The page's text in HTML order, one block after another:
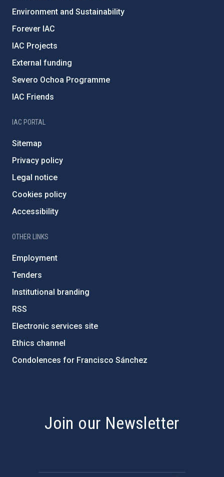
Environment and Sustainability
Forever IAC
IAC Projects
External funding
Severo Ochoa Programme
IAC Friends
IAC PORTAL
Sitemap
Privacy policy
Legal notice
Cookies policy
Accessibility
OTHER LINKS
Employment
Tenders
Institutional branding
RSS
Electronic services site
Ethics channel
Condolences for Francisco Sánchez
Join our Newsletter